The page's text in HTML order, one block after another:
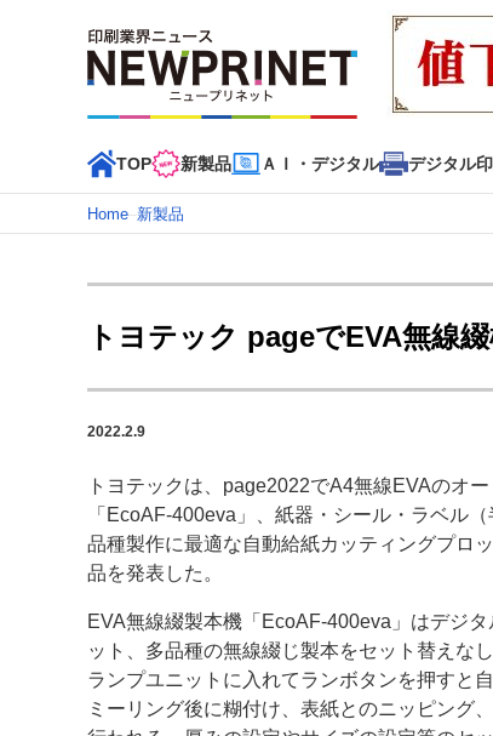
TOP 新製品 ＡＩ・デジタル デジタル
インデックス
TOP 新着記事 特集記事 動画コン
カテゴリー一覧
新商品 新製品 ＡＩ・デジタル デジタル印刷
特集記事カテゴリー一覧
特集・デジタル印刷 アイデアで勝負！ ～多様なビ
特集・デジタル印刷 ～ 新成長軌道を描く
発刊案内 JFPI印刷用語集 印刷機材年
運営
Home–新製品
トヨテック pageでEVA無線
2022.2.9
トヨテックは、page2022でA4無線EVAのオ
「EcoAF‐400eva」、紙器・シール・ラベル
品種製作に最適な自動給紙カッティングプロ
品を発表した。
EVA無線綴製本機「EcoAF‐400eva」はデジ
ット、多品種の無線綴じ製本をセット替えな
ランプユニットに入れてランボタンを押すと
ミーリング後に糊付け、表紙とのニッピング